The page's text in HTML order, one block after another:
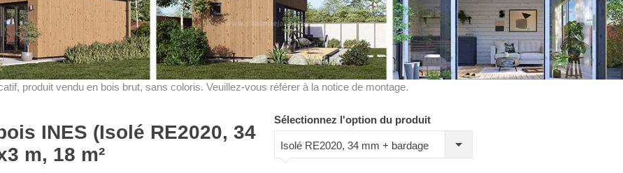
produit vendu en bois brut, sans coloris. Veuillez-vous référer à la notice de montage.
INES (Isolé RE2020, 34
m, 18 m²
Sélectionnez l'option du produit
Isolé RE2020, 34 mm + bardage